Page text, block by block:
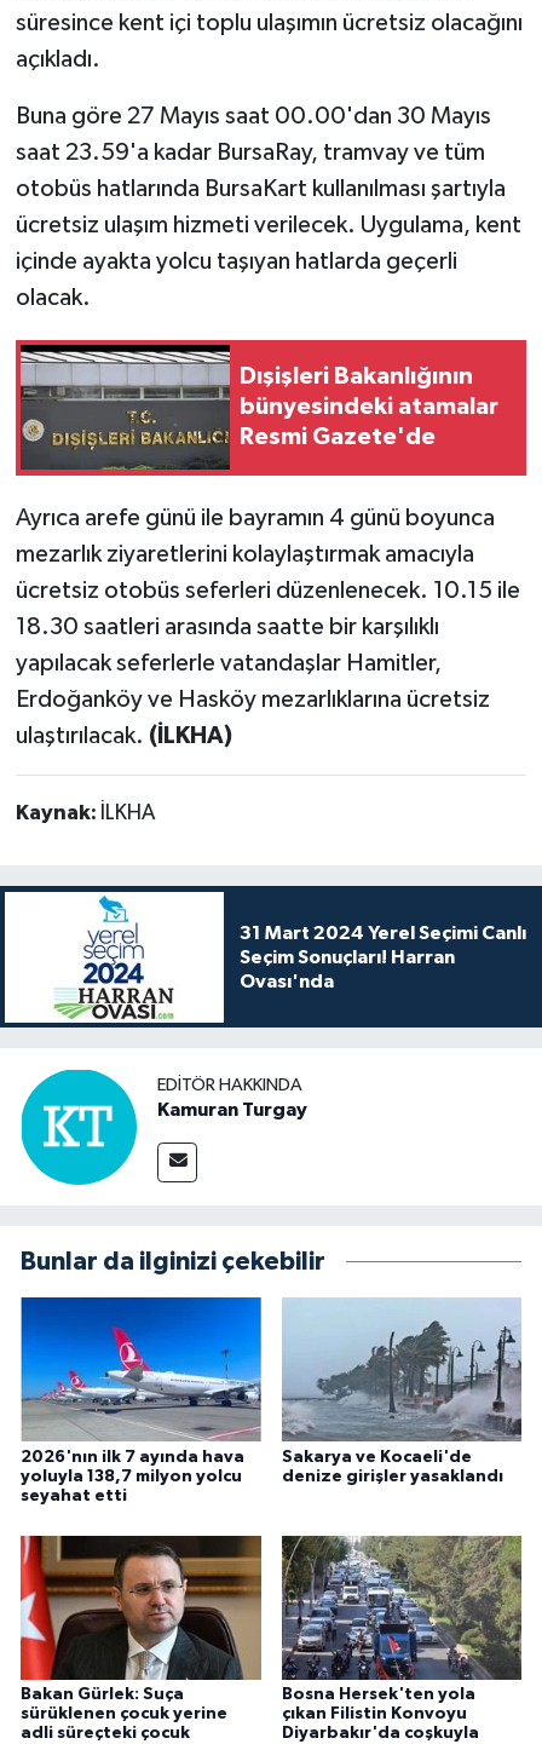
süresince kent içi toplu ulaşımın ücretsiz olacağını
açıkladı.
Buna göre 27 Mayıs saat 00.00'dan 30 Mayıs
saat 23.59'a kadar BursaRay, tramvay ve tüm
otobüs hatlarında BursaKart kullanılması şartıyla
ücretsiz ulaşım hizmeti verilecek. Uygulama, kent
içinde ayakta yolcu taşıyan hatlarda geçerli
olacak.
Dışişleri Bakanlığının
bünyesindeki atamalar
Resmi Gazete'de
Ayrıca arefe günü ile bayramın 4 günü boyunca
mezarlık ziyaretlerini kolaylaştırmak amacıyla
ücretsiz otobüs seferleri düzenlenecek. 10.15 ile
18.30 saatleri arasında saatte bir karşılıklı
yapılacak seferlerle vatandaşlar Hamitler,
Erdoğanköy ve Hasköy mezarlıklarına ücretsiz
ulaştırılacak. (İLKHA)
Kaynak: İLKHA
31 Mart 2024 Yerel Seçimi Canlı
Seçim Sonuçları! Harran
Ovası'nda
EDITÖR HAKKINDA
Kamuran Turgay
Bunlar da ilginizi çekebilir
2026'nın ilk 7 ayında hava
yoluyla 138,7 milyon yolcu
seyahat etti
Sakarya ve Kocaeli'de
denize girişler yasaklandı
Bakan Gürlek: Suça
sürüklenen çocuk yerine
adli süreçteki çocuk
Bosna Hersek'ten yola
çıkan Filistin Konvoyu
Diyarbakır'da coşkuyla